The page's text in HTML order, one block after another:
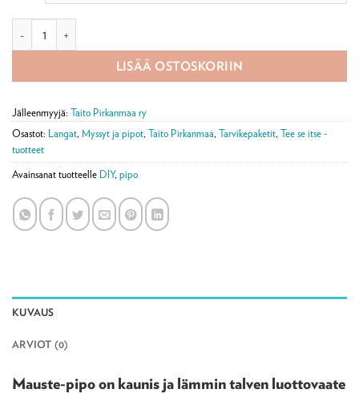
LISÄÄ OSTOSKORIIN
Jälleenmyyjä: Taito Pirkanmaa ry
Osastot: Langat, Myssyt ja pipot, Taito Pirkanmaa, Tarvikepaketit, Tee se itse -
tuotteet
Avainsanat tuotteelle DIY, pipo
KUVAUS
ARVIOT (0)
Mauste-pipo on kaunis ja lämmin talven luottovaate